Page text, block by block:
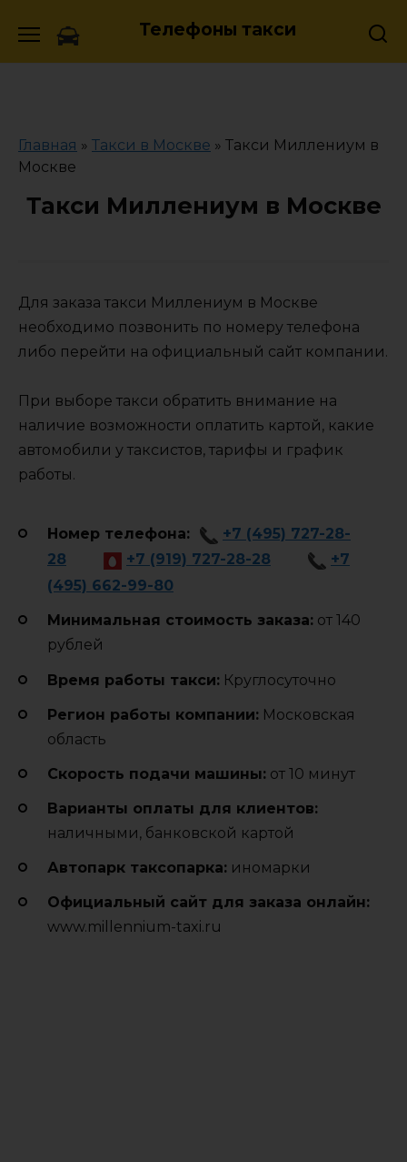
Телефоны такси
Главная » Такси в Москве » Такси Миллениум в
Москве
Такси Миллениум в Москве
Для заказа такси Миллениум в Москве
необходимо позвонить по номеру телефона
либо перейти на официальный сайт компании.
При выборе такси обратить внимание на
наличие возможности оплатить картой, какие
автомобили у таксистов, тарифы и график
работы.
Номер телефона:
+7 (495) 727-28-
28
+7 (919) 727-28-28
+7
(495) 662-99-80
Минимальная стоимость заказа: от 140
рублей
Время работы такси: Круглосуточно
Регион работы компании: Московская
область
Cкорость подачи машины: от 10 минут
Варианты оплаты для клиентов:
наличными, банковской картой
Автопарк таксопарка: иномарки
Официальный сайт для заказа онлайн:
www.millennium-taxi.ru